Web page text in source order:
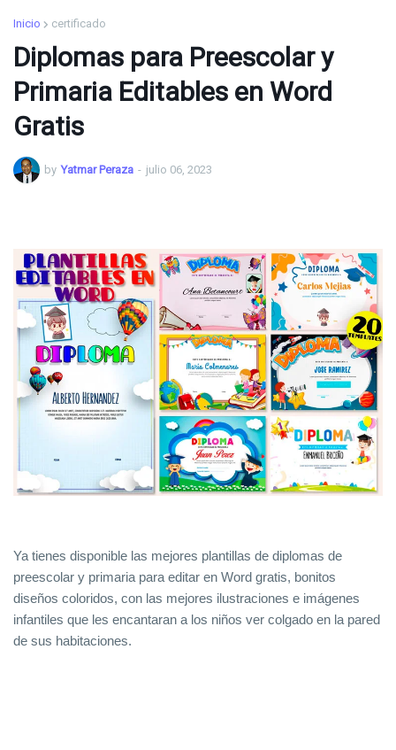
Inicio certificado
Diplomas para Preescolar y
Primaria Editables en Word
Gratis
by Yatmar Peraza - julio 06, 2023
Ya tienes disponible las mejores plantillas de diplomas de
preescolar y primaria para editar en Word gratis, bonitos
diseños coloridos, con las mejores ilustraciones e imágenes
infantiles que les encantaran a los niños ver colgado en la pared
de sus habitaciones.